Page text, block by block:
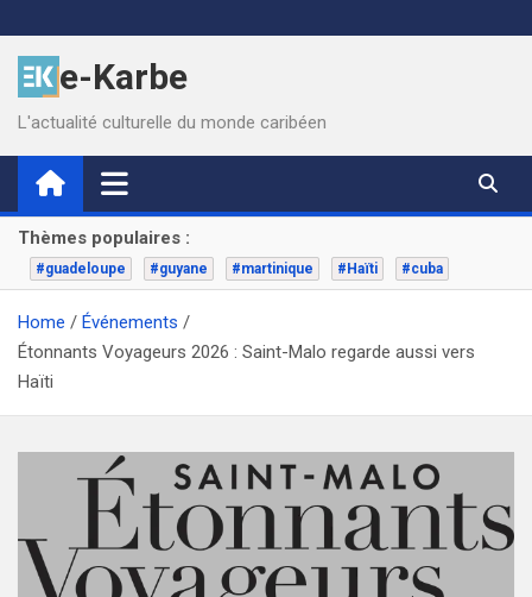
to
contente-Karbe
L'actualité culturelle du monde caribéen
Thèmes populaires :
#guadeloupe #guyane #martinique #Haïti #cuba
Home
Événements
Étonnants Voyageurs 2026 : Saint-Malo regarde aussi vers
Haïti